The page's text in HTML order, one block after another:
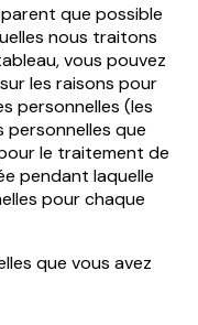
que possible
nous traitons
vous pouvez
les raisons pour
personnelles (les
que
le traitement de
pendant laquelle
pour chaque
que vous avez